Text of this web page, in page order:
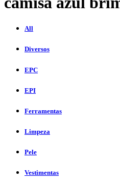
All
Diversos
EPC
EPI
Ferramentas
Limpeza
Pele
Vestimentas